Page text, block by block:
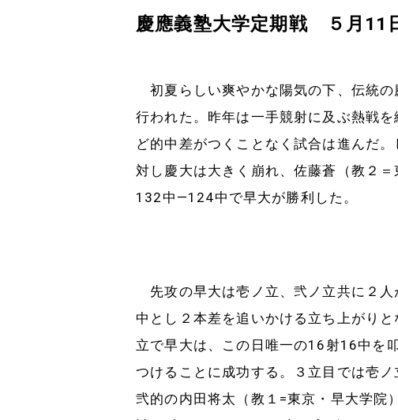
慶應義塾大学定期戦 ５月
初夏らしい爽やかな陽気の下、伝統
行われた。昨年は一手競射に及ぶ熱戦
ど的中差がつくことなく試合は進んだ
対し慶大は大きく崩れ、佐藤蒼（教２
132中―124中で早大が勝利した。
先攻の早大は壱ノ立、弐ノ立共に２
中とし２本差を追いかける立ち上がり
立で早大は、この日唯一の16射16中を
つけることに成功する。３立目では壱
弐的の内田将太（教１=東京・早大学院